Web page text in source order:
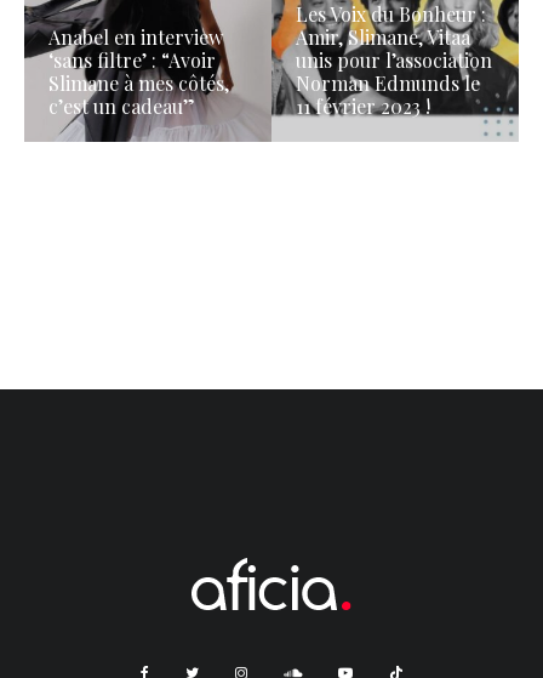
Anabel en interview
‘sans filtre’ : “Avoir
Slimane à mes côtés,
c’est un cadeau”
Les Voix du Bonheur :
Amir, Slimane, Vitaa
unis pour l’association
Norman Edmunds le
11 février 2023 !